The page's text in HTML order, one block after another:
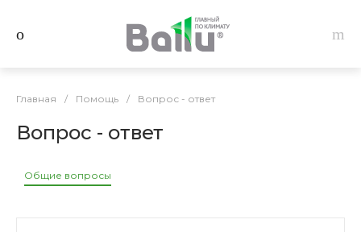
Главная / Помощь / Вопрос - ответ
Вопрос - ответ
Общие вопросы